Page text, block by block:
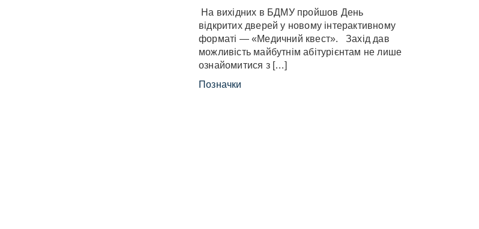
На вихідних в БДМУ пройшов День
відкритих дверей у новому інтерактивному
форматі — «Медичний квест». Захід дав
можливість майбутнім абітурієнтам не лише
ознайомитися з […]
Позначки